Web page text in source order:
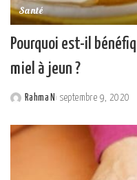
Santé
Pourquoi est-il
miel à jeun ?
Posted
Rahma N septembre 9, 2020